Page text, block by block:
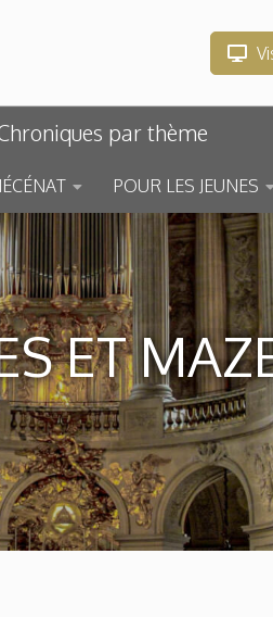
par thème
POUR LES JEUNES
ET